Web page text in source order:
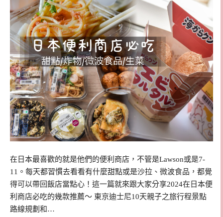
在日本最喜歡的就是他們的便利商店，不管是Lawson或是7-
11。每天都習慣去看看有什麼甜點或是沙拉、微波食品，都覺
得可以帶回飯店當點心！這一篇就來跟大家分享2024在日本便
利商店必吃的幾款推薦～ 東京迪士尼10天親子之旅行程景點
路線規劃和…